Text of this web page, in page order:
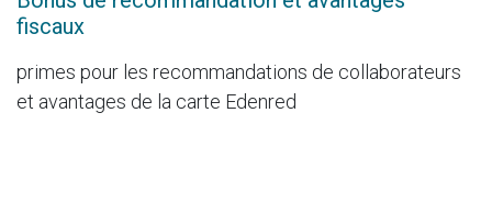
fiscaux
primes pour les recommandations de collaborateurs
et avantages de la carte Edenred